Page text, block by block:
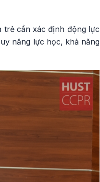
trẻ cần xác định động lực
năng lực học, khả năng